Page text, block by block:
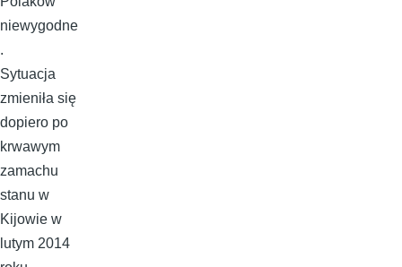
niewygodne
.
Sytuacja
zmieniła się
dopiero po
krwawym
zamachu
stanu w
Kijowie w
lutym 2014